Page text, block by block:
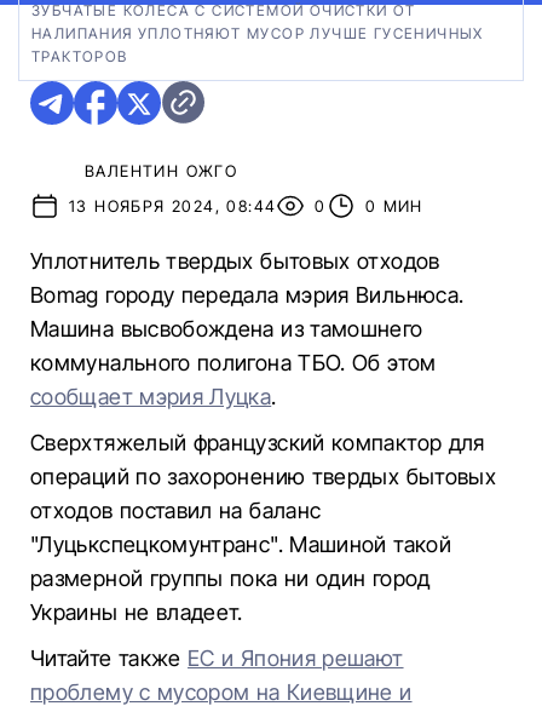
ЗУБЧАТЫЕ КОЛЕСА С СИСТЕМОЙ ОЧИСТКИ ОТ
НАЛИПАНИЯ УПЛОТНЯЮТ МУСОР ЛУЧШЕ ГУСЕНИЧНЫХ
ТРАКТОРОВ
ВАЛЕНТИН ОЖГО
13 НОЯБРЯ 2024, 08:44
0 0 МИН
Уплотнитель твердых бытовых отходов
Bomag городу передала мэрия Вильнюса.
Машина высвобождена из тамошнего
коммунального полигона ТБО. Об этом
сообщает мэрия Луцка.
Сверхтяжелый французский компактор для
операций по захоронению твердых бытовых
отходов поставил на баланс
"Луцькспецкомунтранс". Машиной такой
размерной группы пока ни один город
Украины не владеет.
Читайте также ЕС и Япония решают
проблему с мусором на Киевщине и